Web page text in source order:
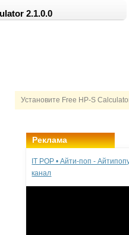
2.1.0.0
Установите Free HP-S
Реклама
IT POP • Айти-поп -
канал